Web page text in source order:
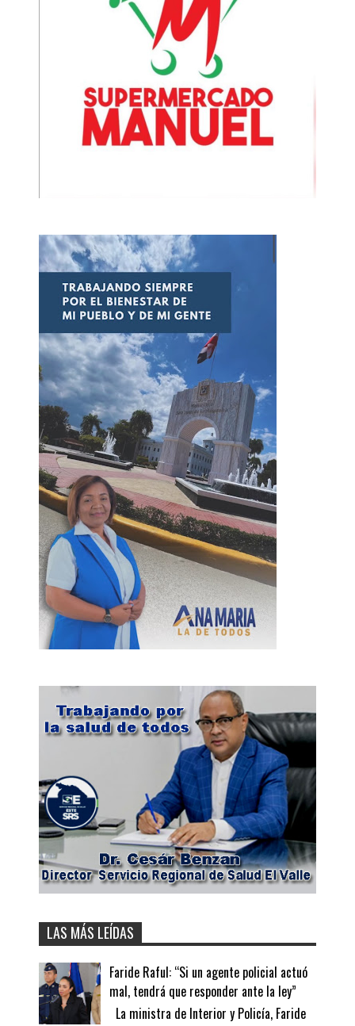
LAS MÁS LEÍDAS
Faride Raful: “Si un agente policial actuó
mal, tendrá que responder ante la ley”
La ministra de Interior y Policía, Faride